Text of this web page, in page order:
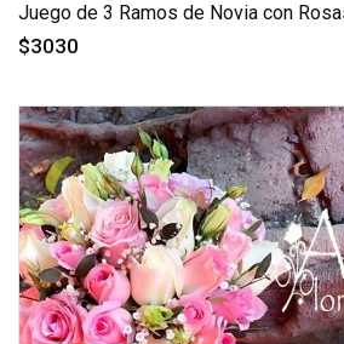
Juego de 3 Ramos de Novia con
$3030